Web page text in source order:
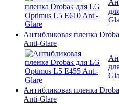
Антибликовая пленка
Anti-Glare
Антибликовая пленка
Anti-Glare